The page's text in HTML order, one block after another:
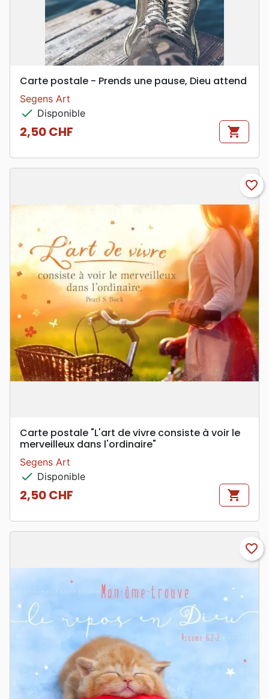
Carte postale - Prends une pause, Dieu attend
Segens Art
check Disponible
Prix
2,50 CHF shopping_cart
favorite_border
Carte postale "L'art de vivre consiste à voir le
merveilleux dans l'ordinaire"
Segens Art
check Disponible
Prix
2,50 CHF shopping_cart
favorite_border